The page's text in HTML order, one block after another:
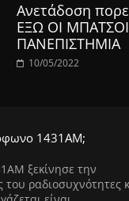
Ανετάδοση
ΕΞΩ ΟΙ
ΠΑΝΕΠΙΣΤΗΜΙΑ
10/05/2022
1431ΑΜ;
ξεκίνησε την
του ραδιοσυχνότητες